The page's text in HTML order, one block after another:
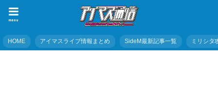
menu
HOME アイマスライブ情報まとめ SideM最新記事一覧 ミリシタ